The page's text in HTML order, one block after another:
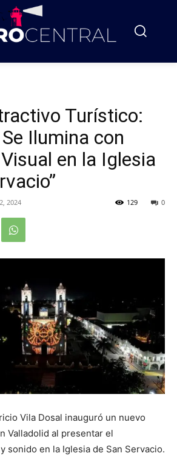
Turístico:
Ilumina con
en la Iglesia
2024 0
129
Vila Dosal inauguró un nuevo
Valladolid al presentar el
sonido en la Iglesia de San Servacio.